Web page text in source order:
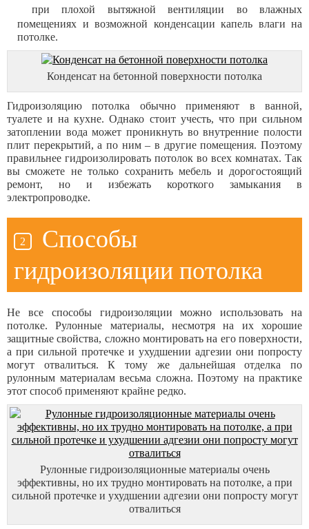
при плохой вытяжной вентиляции во влажных
помещениях и возможной конденсации капель влаги на
потолке.
Конденсат на бетонной поверхности потолка
Гидроизоляцию потолка обычно применяют в ванной,
туалете и на кухне. Однако стоит учесть, что при сильном
затоплении вода может проникнуть во внутренние полости
плит перекрытий, а по ним – в другие помещения. Поэтому
правильнее гидроизолировать потолок во всех комнатах. Так
вы сможете не только сохранить мебель и дорогостоящий
ремонт, но и избежать короткого замыкания в
электропроводке.
Способы
гидроизоляции потолка
Не все способы гидроизоляции можно использовать на
потолке. Рулонные материалы, несмотря на их хорошие
защитные свойства, сложно монтировать на его поверхности,
а при сильной протечке и ухудшении адгезии они попросту
могут отвалиться. К тому же дальнейшая отделка по
рулонным материалам весьма сложна. Поэтому на практике
этот способ применяют крайне редко.
Рулонные гидроизоляционные материалы очень
эффективны, но их трудно монтировать на потолке, а при
сильной протечке и ухудшении адгезии они попросту могут
отвалиться